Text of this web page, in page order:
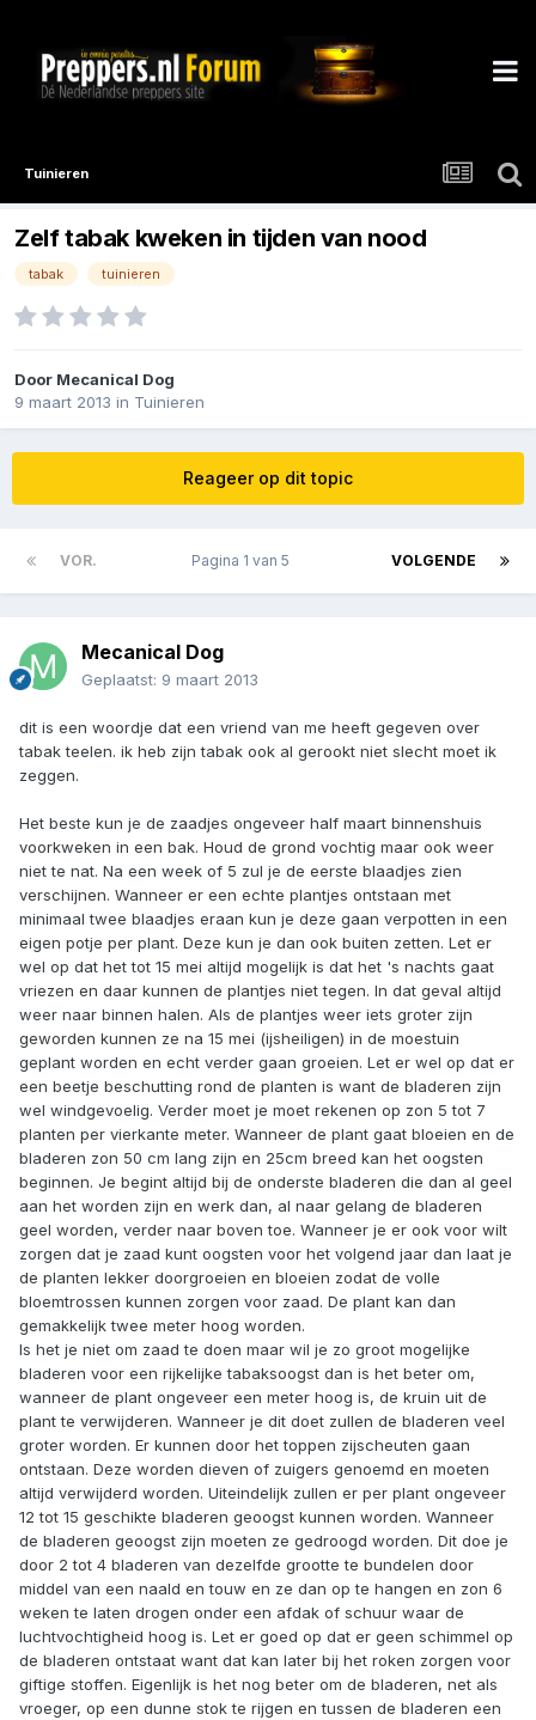
Tuinieren
Zelf tabak kweken in tijden van nood
tabak tuinieren
Door Mecanical Dog
9 maart 2013 in Tuinieren
Reageer op dit topic
VOR. VOLGENDE
Pagina 1 van 5
Mecanical Dog
Geplaatst: 9 maart 2013
dit is een woordje dat een vriend van me heeft gegeven over
tabak teelen. ik heb zijn tabak ook al gerookt niet slecht moet ik
zeggen.
Het beste kun je de zaadjes ongeveer half maart binnenshuis
voorkweken in een bak. Houd de grond vochtig maar ook weer
niet te nat. Na een week of 5 zul je de eerste blaadjes zien
verschijnen. Wanneer er een echte plantjes ontstaan met
minimaal twee blaadjes eraan kun je deze gaan verpotten in een
eigen potje per plant. Deze kun je dan ook buiten zetten. Let er
wel op dat het tot 15 mei altijd mogelijk is dat het 's nachts gaat
vriezen en daar kunnen de plantjes niet tegen. In dat geval altijd
weer naar binnen halen. Als de plantjes weer iets groter zijn
geworden kunnen ze na 15 mei (ijsheiligen) in de moestuin
geplant worden en echt verder gaan groeien. Let er wel op dat er
een beetje beschutting rond de planten is want de bladeren zijn
wel windgevoelig. Verder moet je moet rekenen op zon 5 tot 7
planten per vierkante meter. Wanneer de plant gaat bloeien en de
bladeren zon 50 cm lang zijn en 25cm breed kan het oogsten
beginnen. Je begint altijd bij de onderste bladeren die dan al geel
aan het worden zijn en werk dan, al naar gelang de bladeren
geel worden, verder naar boven toe. Wanneer je er ook voor wilt
zorgen dat je zaad kunt oogsten voor het volgend jaar dan laat je
de planten lekker doorgroeien en bloeien zodat de volle
bloemtrossen kunnen zorgen voor zaad. De plant kan dan
gemakkelijk twee meter hoog worden.
Is het je niet om zaad te doen maar wil je zo groot mogelijke
bladeren voor een rijkelijke tabaksoogst dan is het beter om,
wanneer de plant ongeveer een meter hoog is, de kruin uit de
plant te verwijderen. Wanneer je dit doet zullen de bladeren veel
groter worden. Er kunnen door het toppen zijscheuten gaan
ontstaan. Deze worden dieven of zuigers genoemd en moeten
altijd verwijderd worden. Uiteindelijk zullen er per plant ongeveer
12 tot 15 geschikte bladeren geoogst kunnen worden. Wanneer
de bladeren geoogst zijn moeten ze gedroogd worden. Dit doe je
door 2 tot 4 bladeren van dezelfde grootte te bundelen door
middel van een naald en touw en ze dan op te hangen en zon 6
weken te laten drogen onder een afdak of schuur waar de
luchtvochtigheid hoog is. Let er goed op dat er geen schimmel op
de bladeren ontstaat want dat kan later bij het roken zorgen voor
giftige stoffen. Eigenlijk is het nog beter om de bladeren, net als
vroeger, op een dunne stok te rijgen en tussen de bladeren een